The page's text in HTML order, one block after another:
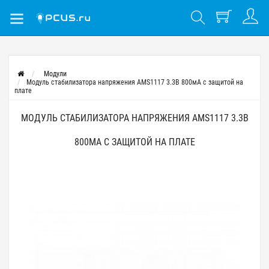
Модули
Модуль стабилизатора напряжения AMS1117 3.3В 800мА с защитой на
плате
МОДУЛЬ СТАБИЛИЗАТОРА НАПРЯЖЕНИЯ AMS1117 3.3В
800МА С ЗАЩИТОЙ НА ПЛАТЕ